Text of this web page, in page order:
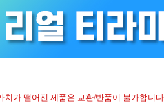
가 떨어진 제품은 교환/반품이 불가합니